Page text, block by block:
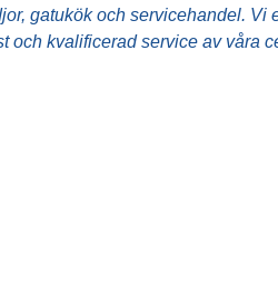
gatukök och servicehandel. Vi
och kvalificerad service av våra